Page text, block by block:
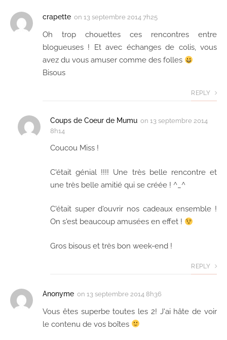
crapette on 13 septembre 2014 7h25
Oh trop chouettes ces rencontres entre
blogueuses ! Et avec échanges de colis, vous
avez du vous amuser comme des folles
Bisous
REPLY
Coups de Coeur de Mumu on 13 septembre 2014
8h14
Coucou Miss !
C'était génial !!!! Une très belle rencontre et
une très belle amitié qui se créée ! ^_^
C'était super d'ouvrir nos cadeaux ensemble !
On s'est beaucoup amusées en effet !
Gros bisous et très bon week-end !
REPLY
Anonyme on 13 septembre 2014 8h36
Vous êtes superbe toutes les 2! J'ai hâte de voir
le contenu de vos boîtes